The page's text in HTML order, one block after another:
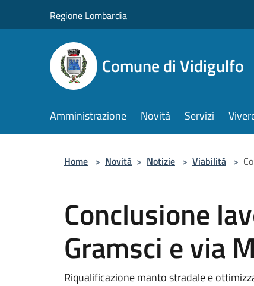
Regione Lombardia
Comune di Vidigulfo
Amministrazione Novità Servizi
Home > Novità > Notizie > Viabilità >
Conclusione
Gramsci e via
Riqualificazione manto stradale e